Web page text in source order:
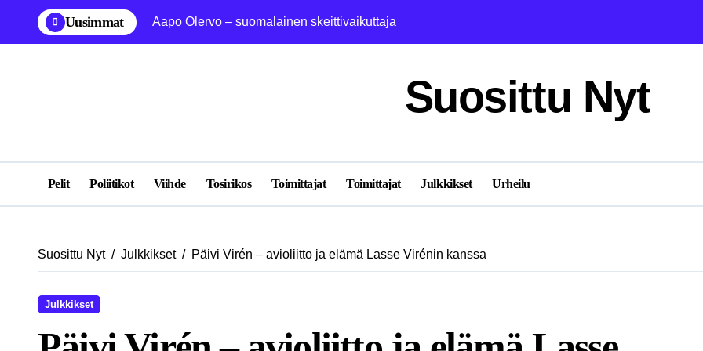
content
Uusimmat Aapo Olervo – suomalainen skeittivaikuttaja
Suosittu Nyt
Pelit Poliitikot Viihde Tosirikos Toimittajat Toimittajat Julkkikset Urheilu
Suosittu Nyt Julkkikset Päivi Virén – avioliitto ja elämä Lasse Virénin kanssa
Julkkikset